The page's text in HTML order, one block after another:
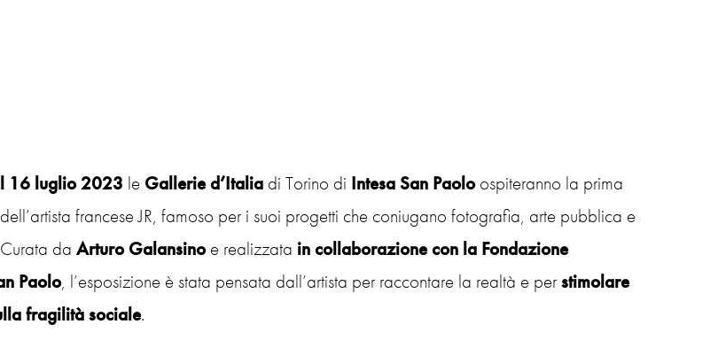
16 luglio 2023 le Gallerie d’Italiadi Torino di Intesa San Paoloospiteranno la prima
francese JR, famoso per i suoi progetti che coniugano fotografia, arte pubblica e
da Arturo Galansinoe realizzata in collaborazione con la Fondazione
Paolo, l’esposizione è stata pensata dall’artista per raccontare la realtà e perstimolare
fragilità sociale.